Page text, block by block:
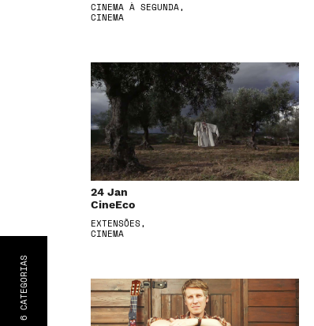
6
CATEGORIA
S
CINEMA À SEGUNDA,
CINEMA
24 Jan
CineEco
EXTENSÕES,
CINEMA